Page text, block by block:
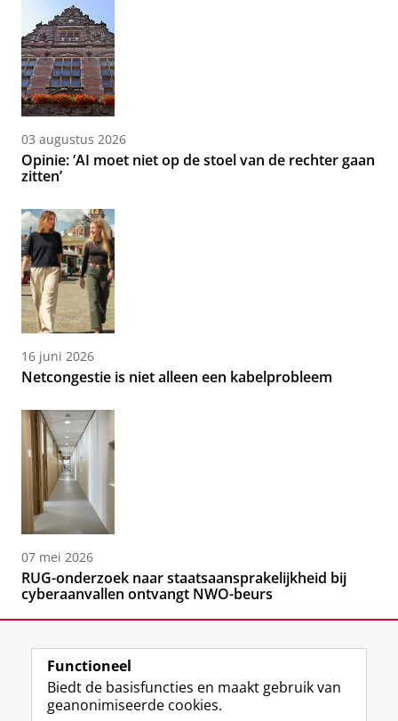
03 augustus 2026
Opinie: ‘AI moet niet op de stoel van de rechter gaan
zitten’
16 juni 2026
Netcongestie is niet alleen een kabelprobleem
07 mei 2026
RUG-onderzoek naar staatsaansprakelijkheid bij
cyberaanvallen ontvangt NWO-beurs
Functioneel
Biedt de basisfuncties en maakt gebruik van
geanonimiseerde cookies.